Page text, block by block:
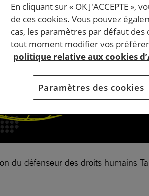
du défenseur des droits humains
En cliquant sur « OK J'ACCEPTE
de ces cookies. Vous pouvez
cas, les paramètres par défaut
tout moment modifier vos
politique relative aux cookies
Paramètres des cookies